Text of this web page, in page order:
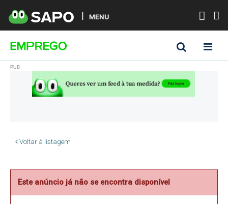
MENU
Voltar à listagem
Este anúncio já não se encontra disponível